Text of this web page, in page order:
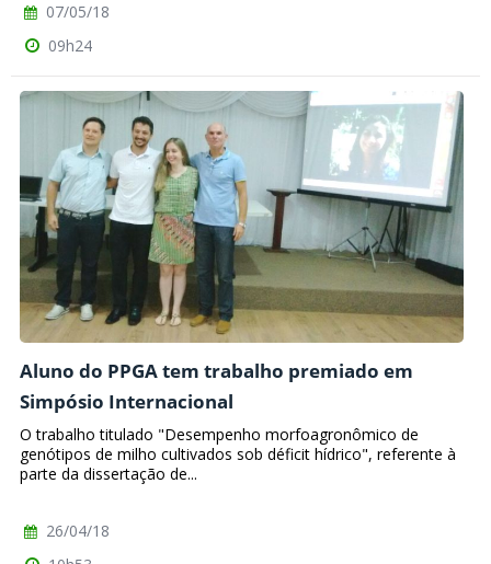
07/05/18
09h24
Aluno do PPGA tem trabalho premiado em
Simpósio Internacional
O trabalho titulado "Desempenho morfoagronômico de
genótipos de milho cultivados sob déficit hídrico", referente à
parte da dissertação de...
26/04/18